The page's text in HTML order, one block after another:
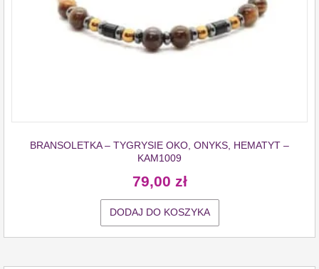
BRANSOLETKA – TYGRYSIE OKO, ONYKS, HEMATYT –
KAM1009
79,00 zł
DODAJ DO KOSZYKA